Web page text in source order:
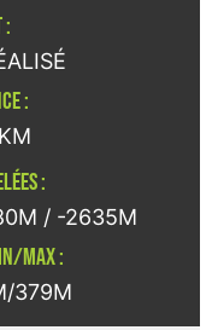
:
:
:
/ -2635M
MAX :
379M